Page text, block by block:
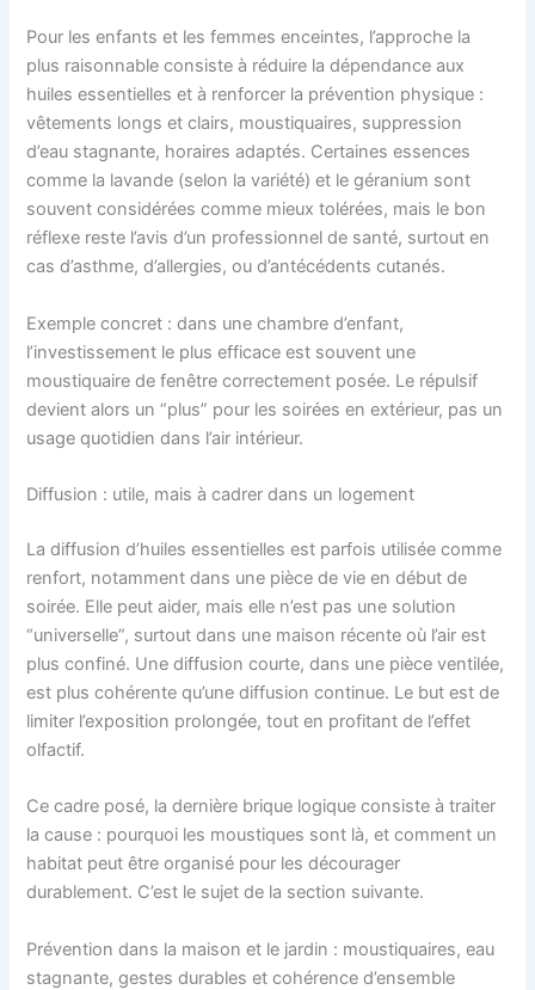
Pour les enfants et les femmes enceintes, l’approche la
plus raisonnable consiste à réduire la dépendance aux
huiles essentielles et à renforcer la prévention physique :
vêtements longs et clairs, moustiquaires, suppression
d’eau stagnante, horaires adaptés. Certaines essences
comme la lavande (selon la variété) et le géranium sont
souvent considérées comme mieux tolérées, mais le bon
réflexe reste l’avis d’un professionnel de santé, surtout en
cas d’asthme, d’allergies, ou d’antécédents cutanés.
Exemple concret : dans une chambre d’enfant,
l’investissement le plus efficace est souvent une
moustiquaire de fenêtre correctement posée. Le répulsif
devient alors un “plus” pour les soirées en extérieur, pas un
usage quotidien dans l’air intérieur.
Diffusion : utile, mais à cadrer dans un logement
La diffusion d’huiles essentielles est parfois utilisée comme
renfort, notamment dans une pièce de vie en début de
soirée. Elle peut aider, mais elle n’est pas une solution
“universelle”, surtout dans une maison récente où l’air est
plus confiné. Une diffusion courte, dans une pièce ventilée,
est plus cohérente qu’une diffusion continue. Le but est de
limiter l’exposition prolongée, tout en profitant de l’effet
olfactif.
Ce cadre posé, la dernière brique logique consiste à traiter
la cause : pourquoi les moustiques sont là, et comment un
habitat peut être organisé pour les décourager
durablement. C’est le sujet de la section suivante.
Prévention dans la maison et le jardin : moustiquaires, eau
stagnante, gestes durables et cohérence d’ensemble